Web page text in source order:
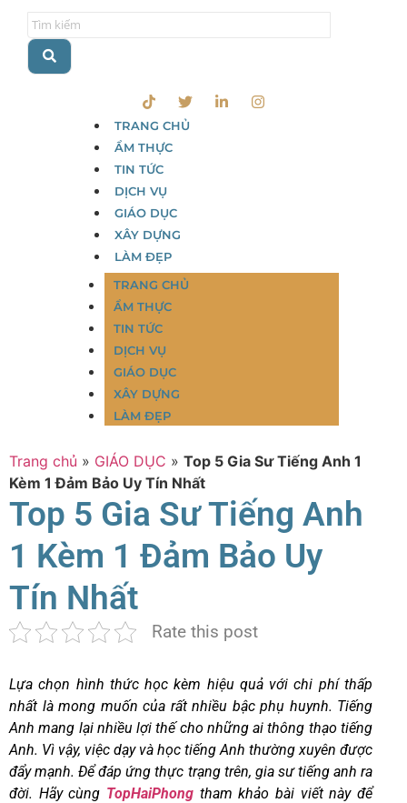
TRANG CHỦ
ẨM THỰC
TIN TỨC
DỊCH VỤ
GIÁO DỤC
XÂY DỰNG
LÀM ĐẸP
TRANG CHỦ
ẨM THỰC
TIN TỨC
DỊCH VỤ
GIÁO DỤC
XÂY DỰNG
LÀM ĐẸP
Trang chủ » GIÁO DỤC » Top 5 Gia Sư Tiếng Anh 1
Kèm 1 Đảm Bảo Uy Tín Nhất
Top 5 Gia Sư Tiếng Anh
1 Kèm 1 Đảm Bảo Uy
Tín Nhất
Rate this post
Lựa chọn hình thức học kèm hiệu quả với chi phí thấp
nhất là mong muốn của rất nhiều bậc phụ huynh. Tiếng
Anh mang lại nhiều lợi thế cho những ai thông thạo tiếng
Anh. Vì vậy, việc dạy và học tiếng Anh thường xuyên được
đẩy mạnh. Để đáp ứng thực trạng trên, gia sư tiếng anh ra
đời. Hãy cùng TopHaiPhong tham khảo bài viết này để